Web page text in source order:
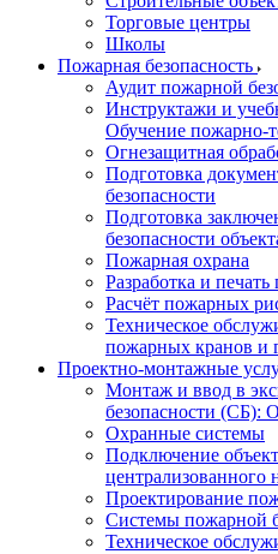
Торговые центры
Школы
Пожарная безопасность
Аудит пожарной
Инструктажи и
Обучение пожарно-
Огнезащитная
Подготовка
безопасности
Подготовка
безопасности
Пожарная охрана
Разработка и
Расчёт пожарных
Техническое
пожарных кранов и
Проектно-монтажные
Монтаж и ввод в
безопасности
Охранные системы
Подключение
Проектирование
Системы пожарной
Техническое